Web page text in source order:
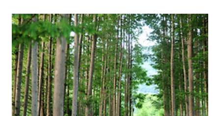
오늘 아빠가 여기에 찾아온 이유는 아빠 회사에서 진행하는[아빠가 쏜다]
라는 이벤트에 선정되어서야. 이 이벤트는 착한 친구들에게만 주어지는
좋은 이벤트여서, 이것을 반 친구들과 함께 나누고그동안 아빠, 엄마가
너희에게 못했던 이야기도 들려주기 위한 것이란다. 우리 아들은 벌써 6
학년이 되었고우리 딸은 벌써 3학년이 되었네.너희가1학년이고 다섯 살
일 때 아빠의 ..